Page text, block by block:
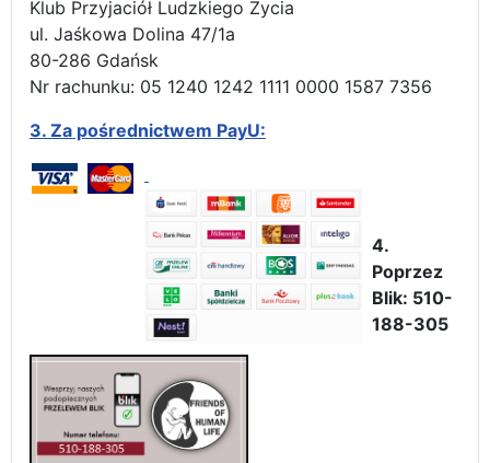
Klub Przyjaciół Ludzkiego Życia
ul. Jaśkowa Dolina 47/1a
80-286 Gdańsk
Nr rachunku: 05 1240 1242 1111 0000 1587 7356
3. Za pośrednictwem PayU:
4.
Poprzez
Blik: 510-
188-305